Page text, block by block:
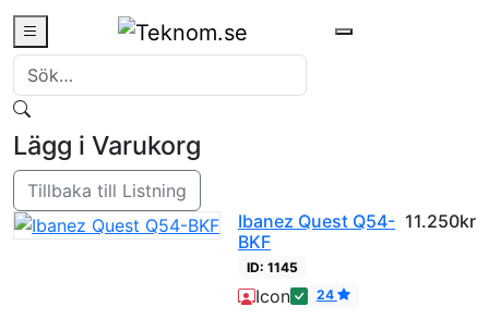
Lägg i Varukorg
Tillbaka till Listning
Ibanez Quest Q54-
BKF
11.250kr
ID: 1145
Icon 24